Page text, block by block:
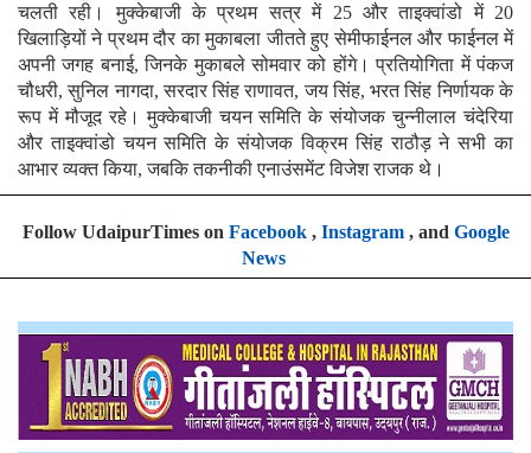
चलती रही। मुक्केबाजी के प्रथम सत्र में 25 और ताइक्वांडो में 20
खिलाड़ियों ने प्रथम दौर का मुकाबला जीतते हुए सेमीफाईनल और फाईनल में
अपनी जगह बनाई, जिनके मुकाबले सोमवार को होंगे। प्रतियोगिता में पंकज
चौधरी, सुनिल नागदा, सरदार सिंह राणावत, जय सिंह, भरत सिंह निर्णायक के
रूप में मौजूद रहे। मुक्केबाजी चयन समिति के संयोजक चुन्नीलाल चंदेरिया
और ताइक्वांडो चयन समिति के संयोजक विक्रम सिंह राठौड़ ने सभी का
आभार व्यक्त किया, जबकि तकनीकी एनाउंसमेंट विजेश राजक थे।
Follow UdaipurTimes on Facebook, Instagram, and Google
News